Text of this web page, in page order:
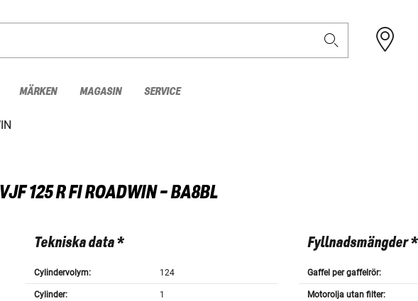
MÄRKEN MAGASIN SERVICE
VJF 125 R FI ROADWIN - BA8BL
Tekniska data *
Cylindervolym: 124
Cylinder: 1
Fyllnadsmängder *
Gaffel per gaffelrör:
Motorolja utan filter: